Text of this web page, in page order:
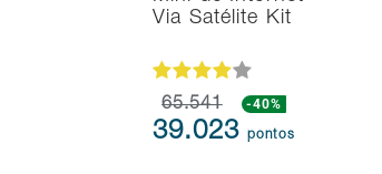
Via Satélite Kit
65.541 -40%
39.023pontos